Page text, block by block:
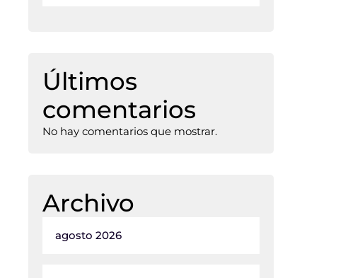
Últimos
comentarios
No hay comentarios que mostrar.
Archivo
agosto 2026